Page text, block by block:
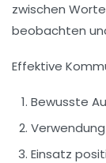
zwischen
beobachten
Effektive
Bewusste
Einsatz